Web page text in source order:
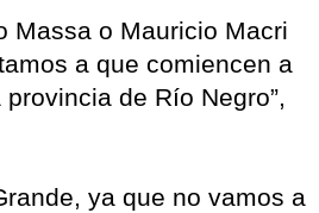
Massa o Mauricio Macri
a que comiencen a
de Río Negro”,
ya que no vamos a